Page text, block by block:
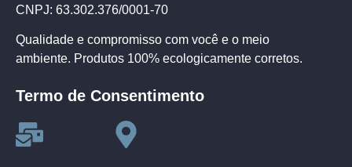
CNPJ: 63.302.376/0001-70
Qualidade e compromisso com você e o meio
ambiente. Produtos 100% ecologicamente corretos.
Termo de Consentimento